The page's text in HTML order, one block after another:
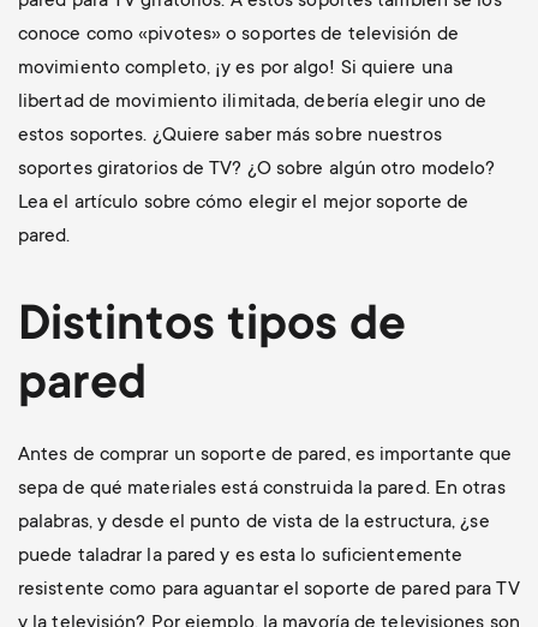
conoce como «pivotes» o soportes de televisión de
movimiento completo, ¡y es por algo! Si quiere una
libertad de movimiento ilimitada, debería elegir uno de
estos soportes. ¿Quiere saber más sobre nuestros
soportes giratorios de TV? ¿O sobre algún otro modelo?
Lea el artículo sobre cómo elegir el mejor soporte de
pared.
Distintos tipos de
pared
Antes de comprar un soporte de pared, es importante que
sepa de qué materiales está construida la pared. En otras
palabras, y desde el punto de vista de la estructura, ¿se
puede taladrar la pared y es esta lo suficientemente
resistente como para aguantar el soporte de pared para TV